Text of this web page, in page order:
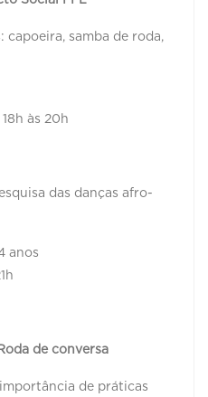
capoeira, samba de roda,
18h às 20h
das danças afro-
anos
de conversa
de práticas